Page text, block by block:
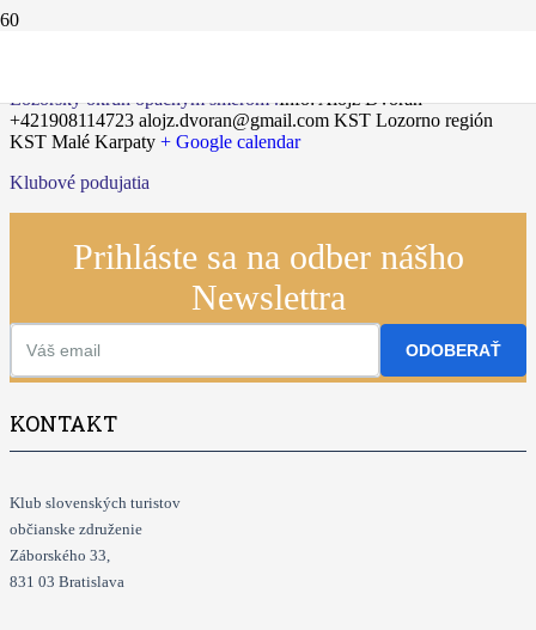
Lozorský okruh opačným smerom .Info: Alojz Dvoran
+421908114723 alojz.dvoran@gmail.com KST Lozorno región
KST Malé Karpaty + Google calendar
Klubové podujatia
Prihláste sa na odber nášho
Newslettra
ODOBERAŤ
KONTAKT
Klub slovenských turistov
občianske združenie
Záborského 33,
831 03 Bratislava